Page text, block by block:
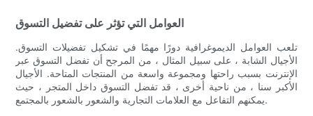
العوامل التي تؤثر على تفضيل التسوق
تلعب العوامل الديموغرافية دورًا مهمًا في تشكيل تفضيلات التسوق.
الأجيال الشابة ، على سبيل المثال ، من المرجح أن تفضل التسوق عبر
الإنترنت بسبب راحتها ومجموعة واسعة من المنتجات المتاحة. الأجيال
الأكبر سنا ، من ناحية أخرى ، قد تفضل التسوق داخل المتجر ، حيث
يمكنهم التفاعل مع العلامات التجارية والشعور بالشعور بالمجتمع.